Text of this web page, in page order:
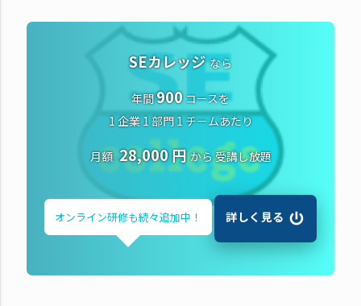
SEカレッジ なら
年間900コースを
1 企業 1 部門 1 チームあたり
月額 28,000 円 から受講し放題
オンライン研修も続々追加中！ 詳しく見る